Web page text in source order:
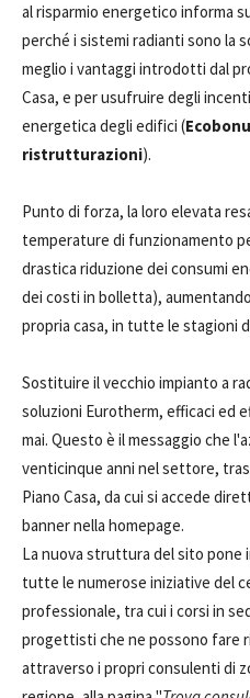
al risparmio energetico informa
perché i sistemi radianti sono la
meglio i vantaggi introdotti dal
Casa, e per usufruire degli
energetica degli edifici (
ristrutturazioni).
Punto di forza, la loro elevata
temperature di funzionamento
drastica riduzione dei consumi
dei costi in bolletta),
propria casa, in tutte le stagioni
Sostituire il vecchio impianto a
soluzioni Eurotherm, efficaci ed
mai. Questo è il messaggio che
venticinque anni nel settore,
Piano Casa, da cui si accede
banner nella homepage.
La nuova struttura del sito pone
tutte le numerose iniziative del
professionale, tra cui i corsi in
progettisti che ne possono fare
attraverso i propri consulenti di